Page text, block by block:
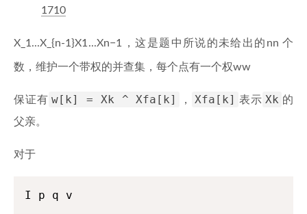
1710
X_1...X_{n-1}X1 ...Xn−1 ，这是题中所说的未给出的 nn 个
数，维护一个带权的并查集，每个点有一个权ww
保证有 w[k] = Xk ^ Xfa[k] ， Xfa[k] 表示 Xk 的
父亲。
对于
I p q v